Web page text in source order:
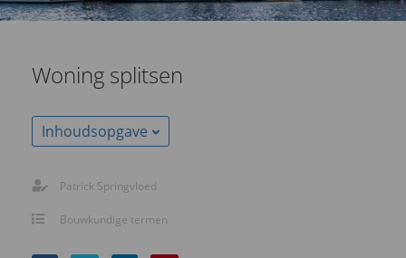
Woning splitsen
Inhoudsopgave
Patrick Springvloed
Bouwkundige termen